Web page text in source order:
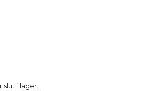
slut i lager.